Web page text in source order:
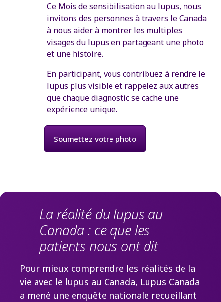
Ce Mois de sensibilisation au lupus, nous
invitons des personnes à travers le Canada
à nous aider à montrer les multiples
visages du lupus en partageant une photo
et une histoire.
En participant, vous contribuez à rendre le
lupus plus visible et rappelez aux autres
que chaque diagnostic se cache une
expérience unique.
Soumettez votre photo
La réalité du lupus au
Canada : ce que les
patients nous ont dit
Pour mieux comprendre les réalités de la
vie avec le lupus au Canada, Lupus Canada
a mené une enquête nationale recueillant